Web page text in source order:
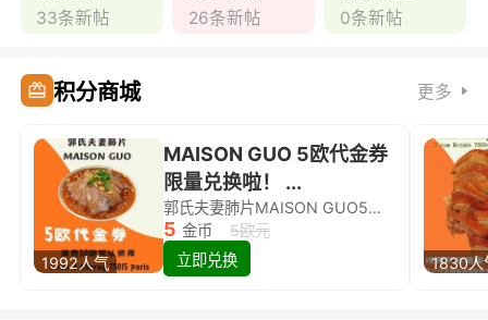
33条新帖 26条新帖 0条新帖
积分商城 更多
1992人气
MAISON GUO 5欧代金券
限量兑换啦！ ...
郭氏夫妻肺片MAISON GUO5欧代金券限量兑换啦！
5 金币
5欧元
立即兑换
1830人